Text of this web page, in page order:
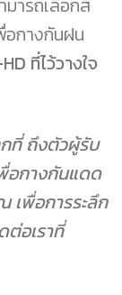
อกางกันฝน
ที่ไว้วางใจ
ที่ ถึงตัวผู้รับ
อกางกันแดด
เพื่อการระลึก
ต่อเราที่